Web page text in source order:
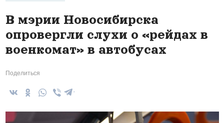
В мэрии Новосибирска
опровергли слухи о «рейдах в
военкомат» в автобусах
Поделиться